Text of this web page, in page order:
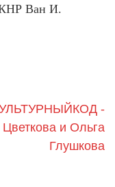
КНР Ван И.
-
и Ольга
Глушкова